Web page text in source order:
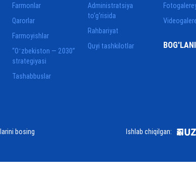
Farmonlar
Qarorlar
Farmoyishlar
“Oʻzbekiston — 2030”
strategiyasi
Tashabbuslar
Administratsiya
to‘g‘risida
Rahbariyat
Quyi tashkilotlar
bosing Ishlab chiqilgan: